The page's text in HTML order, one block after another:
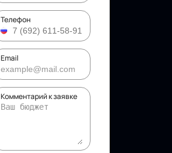
Телефон
Email
Комментарий к заявке